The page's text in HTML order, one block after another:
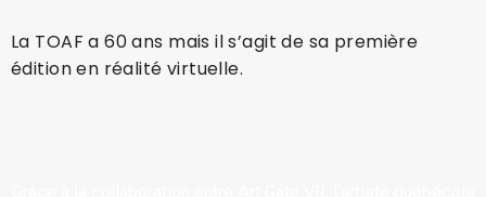
La TOAF a 60 ans mais il s’agit de sa première
édition en réalité virtuelle.